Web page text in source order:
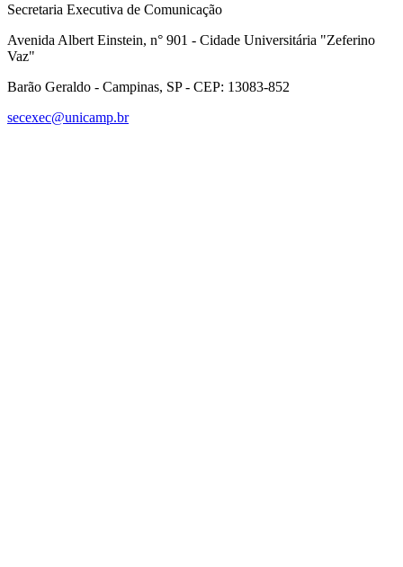
Secretaria Executiva de Comunicação
Avenida Albert Einstein, n° 901 - Cidade Universitária "Zeferino
Vaz"
Barão Geraldo - Campinas, SP - CEP: 13083-852
secexec@unicamp.br